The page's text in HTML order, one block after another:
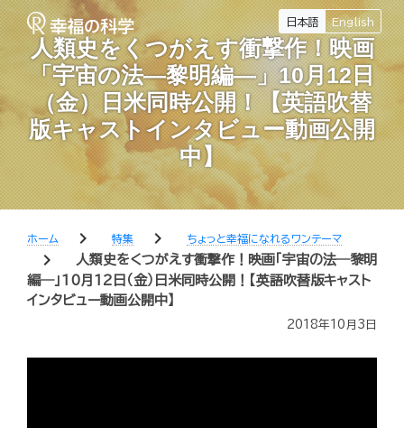
日本語 English
人類史をくつがえす衝撃作！映画
「宇宙の法―黎明編―」10月12日
（金）日米同時公開！【英語吹替
版キャストインタビュー動画公開
中】
ホーム chevron_right 特集 chevron_right ちょっと幸福になれるワンテーマ
chevron_right
人類史をくつがえす衝撃作！映画「宇宙の法―黎明
編―」10月12日（金）日米同時公開！【英語吹替版キャスト
インタビュー動画公開中】
2018年10月3日